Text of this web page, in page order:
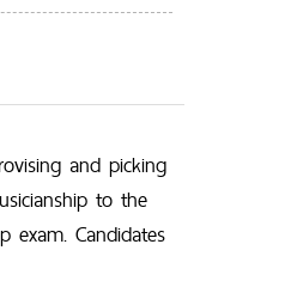
and picking
to the
Candidates